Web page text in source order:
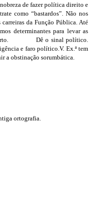
de fazer política direito e
como “bastardos”. Não nos
da Função Pública. Até
determinantes para levaras
Dê o sinal político
e faro político.V. Ex.ª tem
a obstinação sorumbática.
ortografia.